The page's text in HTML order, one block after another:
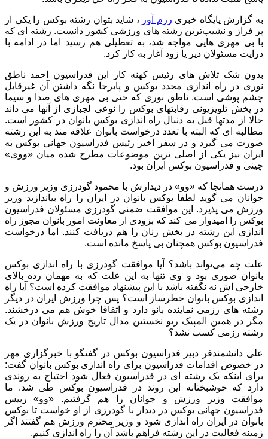
به گزارش پایگاه خبری رزم آور ، شاید بتوان رشته بوکس را یکی از
پر فراز و نشیب‌ترین رشته های ورزشی کشور دانست. رشته ای که
با بی مهری هایی مواجه شد، به تعطیلی هم رسید اما در ادامه با
درایت مسئولان دیر یا زود آغاز به کار کرد.
بدون شک تلاش های رئیس کهنه کار این فدراسیون احمد ناطق
نوری در راه اندازی مجدد بوکس و پابرجا نگه داشتن آن غیرقابل
چشم پوشی است. ناطق نوری که حتی بی مهری های صدا و سیما
در پخش تلویزیونی رقابتهای بوکس را نوعی لجبازی از آنها می داند
حالا از مدتها قبل به دنبال راه اندازی بوکس بانوان در کشور است.
مطالبه ای که البته با تعدد درخواست بانوان علاقه مند به این رشته
صورت می گیرد و در سفر اخیر رئیس فدراسیون جهانی بوکس به
ایران نیز یکی از اصلی ترین موضوعات مطرح شده میان «ووی»
چینی و فدراسیون بوکس ایران بود.
درست همانجا که «وو» در دیدارش با محمود گودرزی وزیر ورزش و
جوانان می گوید لطفا بوکس بانوان در ایران را راه بیاندازید وزیر
ورزش می پذیرد. این موافقت ضمنی گودرزی مسئولان فدراسیون
بوکس را امیدوار می کند که بزودی از معاونت امور بانوان مجوز راه
اندازی این رشته در بخش زنان را هم دریافت کنند. اما درخواست
فدراسیون بوکس همچنان بی پاسخ مانده است.
علت چه می‌تواند باشد؟ آیا موافقت گودرزی با راه اندازی بوکس
بانوان صوری بود و وی تنها به این علت که به مهمان رده بالای
خارجی اش نه نگفته باشد با این پیشنهاد موافقت کرده است؟ آیا راه
اندازی بوکس بانوان خطرساز است؟ پس چرا ورزش ایران در دیگر
رشته های رزمی نماینده بانو دارد و اتفاقا خوش هم می درخشند.
مگر در همین المپیک ریو نخستین مدال تاریخ ورزش بانوان در یک
رشته رزمی کسب نشد؟
علی دانشمندفر دبیر فدراسیون بوکس در گفتگو با خبرگزاری مهر
در خصوص اقدامات فدراسیون برای راه اندازی بوکس بانوان گفت:
برای اینکه یک رشته ای در فدراسیون فعال شود احتیاج به روندی
دارد که خوشبختانه این روند در فدراسیون بوکس طی شد. ما
موافقت وزیر ورزش و جوانان را هم گرفتیم. «وو» رییس
فدراسیون جهانی بوکس در دیدار با گودرزی از او خواست تا بوکس
بانوان در ایران راه اندازی شود و وزیر محترم ورزش هم گفتند اگر
زمینه فعالیت در این رشته فراهم باشد آن را راه اندازی کنیم.